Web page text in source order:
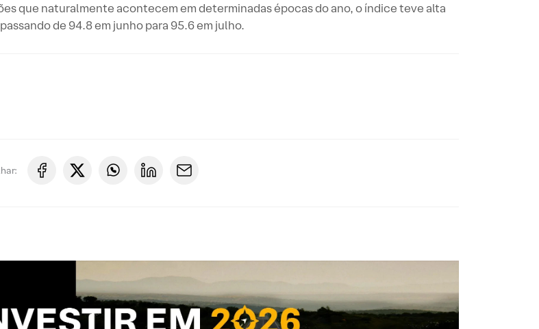
que naturalmente acontecem em determinadas épocas do ano, o índice teve alta
de 94.8 em junho para 95.6 em julho.